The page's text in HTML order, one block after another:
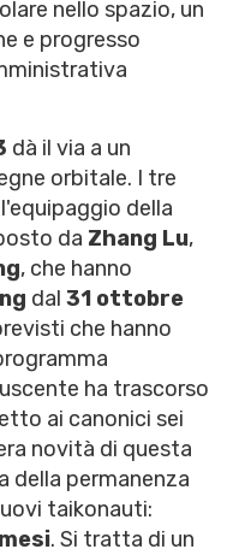
nello spazio, un
e progresso
dà il via a un
orbitale. I tre
della
da Zhang Lu,
, che hanno
dal 31 ottobre
che hanno
ha trascorso
ai canonici sei
novità di questa
della permanenza
taikonauti:
. Si tratta di un